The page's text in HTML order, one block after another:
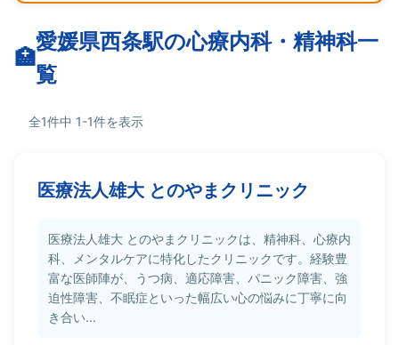
愛媛県西条駅の心療内科・精神科一
覧
全1件中 1-1件を表示
医療法人雄大 とのやまクリニック
医療法人雄大 とのやまクリニックは、精神科、心療内
科、メンタルケアに特化したクリニックです。経験豊
富な医師陣が、うつ病、適応障害、パニック障害、強
迫性障害、不眠症といった幅広い心の悩みに丁寧に向
き合い...